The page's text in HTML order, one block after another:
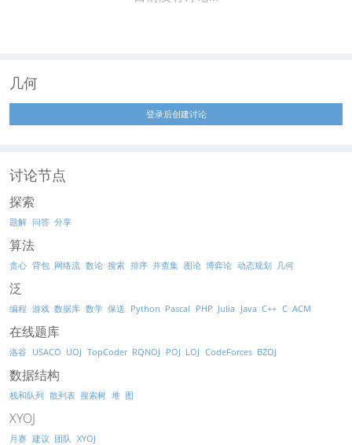
几何
登录后创建讨论
讨论节点
探索
题解 问答 分享
算法
贪心 背包 网络流 数论 搜索 排序 并查集 图论 博弈论 动态规划 几何
泛
编程 游戏 数据库 数学 保送 Python Pascal PHP Julia Java C++ C ACM
在线题库
洛谷 USACO UOJ TopCoder RQNOJ POJ LOJ CodeForces BZOJ
数据结构
栈和队列 散列表 搜索树 堆 图
XYOJ
月赛 建议 团队 XYOJ